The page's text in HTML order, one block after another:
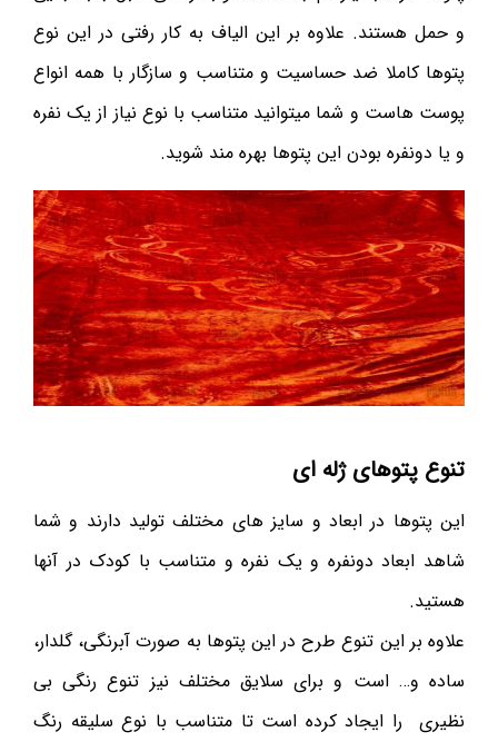
و حمل هستند. علاوه بر این الیاف به کار رفتی در این نوع
پتوها کاملا ضد حساسیت و متناسب و سازگار با همه انواع
پوست هاست و شما میتوانید متناسب با نوع نیاز از یک نفره
و یا دونفره بودن این پتوها بهره مند شوید.
تنوع پتوهای ژله ای
این پتوها در ابعاد و سایز های مختلف تولید دارند و شما
شاهد ابعاد دونفره و یک نفره و متناسب با کودک در آنها
هستید.
علاوه بر این تنوع طرح در این پتوها به صورت آبرنگی، گلدار،
ساده و… است و برای سلایق مختلف نیز تنوع رنگی بی
نظیری را ایجاد کرده است تا متناسب با نوع سلیقه رنگ